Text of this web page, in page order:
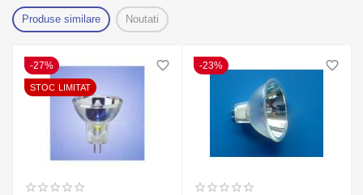
Produse similare Noutati
-27%
STOC LIMITAT
-23%